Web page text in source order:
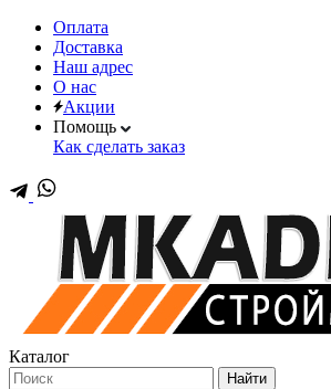
Оплата
Доставка
Наш адрес
О нас
Акции
Помощь
Как сделать заказ
Каталог
Найти